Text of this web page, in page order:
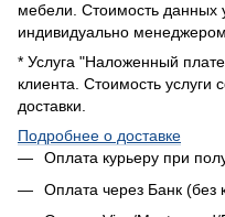
мебели. Стоимость данных
индивидуально
* Услуга "Наложенный
клиента. Стоимость
доставки.
Подробнее о доставке
Оплата курьеру при
Оплата через Банк (без